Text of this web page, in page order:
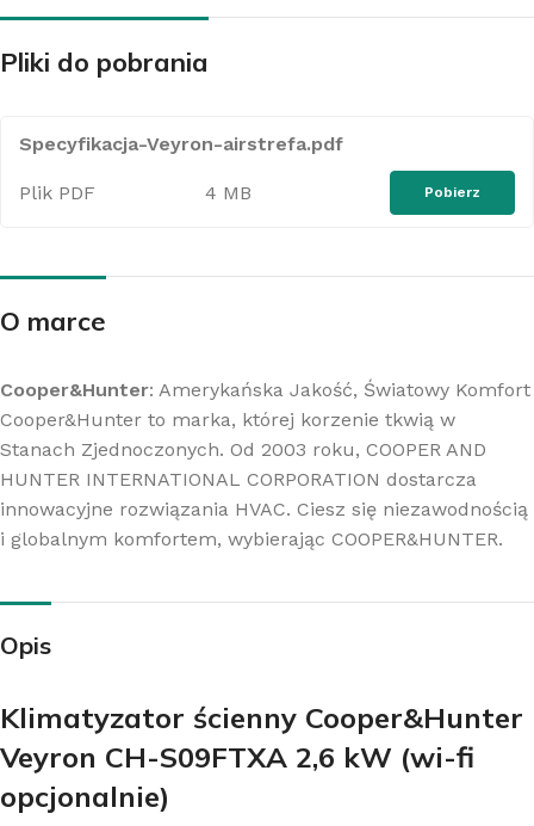
Pliki do pobrania
Specyfikacja-Veyron-airstrefa.pdf
Plik PDF 4 MB Pobierz
O marce
Cooper&Hunter: Amerykańska Jakość, Światowy Komfort
Cooper&Hunter to marka, której korzenie tkwią w
Stanach Zjednoczonych. Od 2003 roku, COOPER AND
HUNTER INTERNATIONAL CORPORATION dostarcza
innowacyjne rozwiązania HVAC. Ciesz się niezawodnością
i globalnym komfortem, wybierając COOPER&HUNTER.
Opis
Klimatyzator ścienny Cooper&Hunter
Veyron CH-S09FTXA 2,6 kW (wi-fi
opcjonalnie)